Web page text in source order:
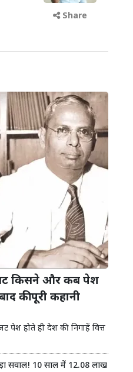
Share
किसने और कब पेश
की पूरी कहानी
होते ही देश की निगाहें वित्त
सवाल! 10 साल में 12.08 लाख